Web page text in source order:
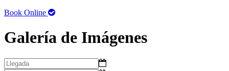
Book Online
Galería de Imágenes